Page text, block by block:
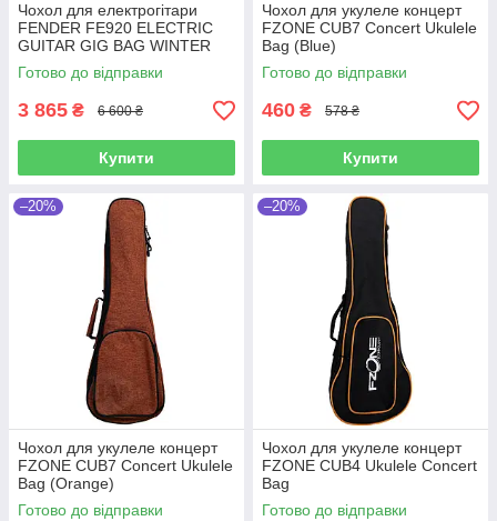
Чохол для електрогітари
FENDER FE920 ELECTRIC
GUITAR GIG BAG WINTER
CAMO
Готово до відправки
3 865 ₴ 6 600 ₴
Купити
Чохол для укулеле концерт
FZONE CUB7 Concert Ukulele
Bag (Blue)
Готово до відправки
460 ₴ 578 ₴
Купити
–20%
Чохол для укулеле концерт
FZONE CUB7 Concert Ukulele
Bag (Orange)
Готово до відправки
–20%
Чохол для укулеле концерт
FZONE CUB4 Ukulele Concert
Bag
Готово до відправки